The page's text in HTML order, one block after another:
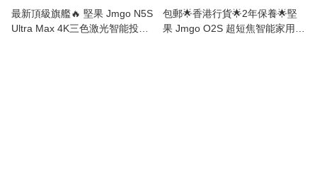
最新頂級旗艦🔥 堅果 Jmgo N5S
Ultra Max 4K三色激光智能投影
包郵🌟香港行貨🌟2年保養🌟堅
果 Jmgo O2S 超短焦智能家用投